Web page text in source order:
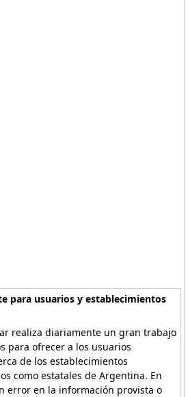
para usuarios y establecimientos
realiza diariamente un gran trabajo
para ofrecer a los usuarios
de los establecimientos
como estatales de Argentina. En
error en la información provista o